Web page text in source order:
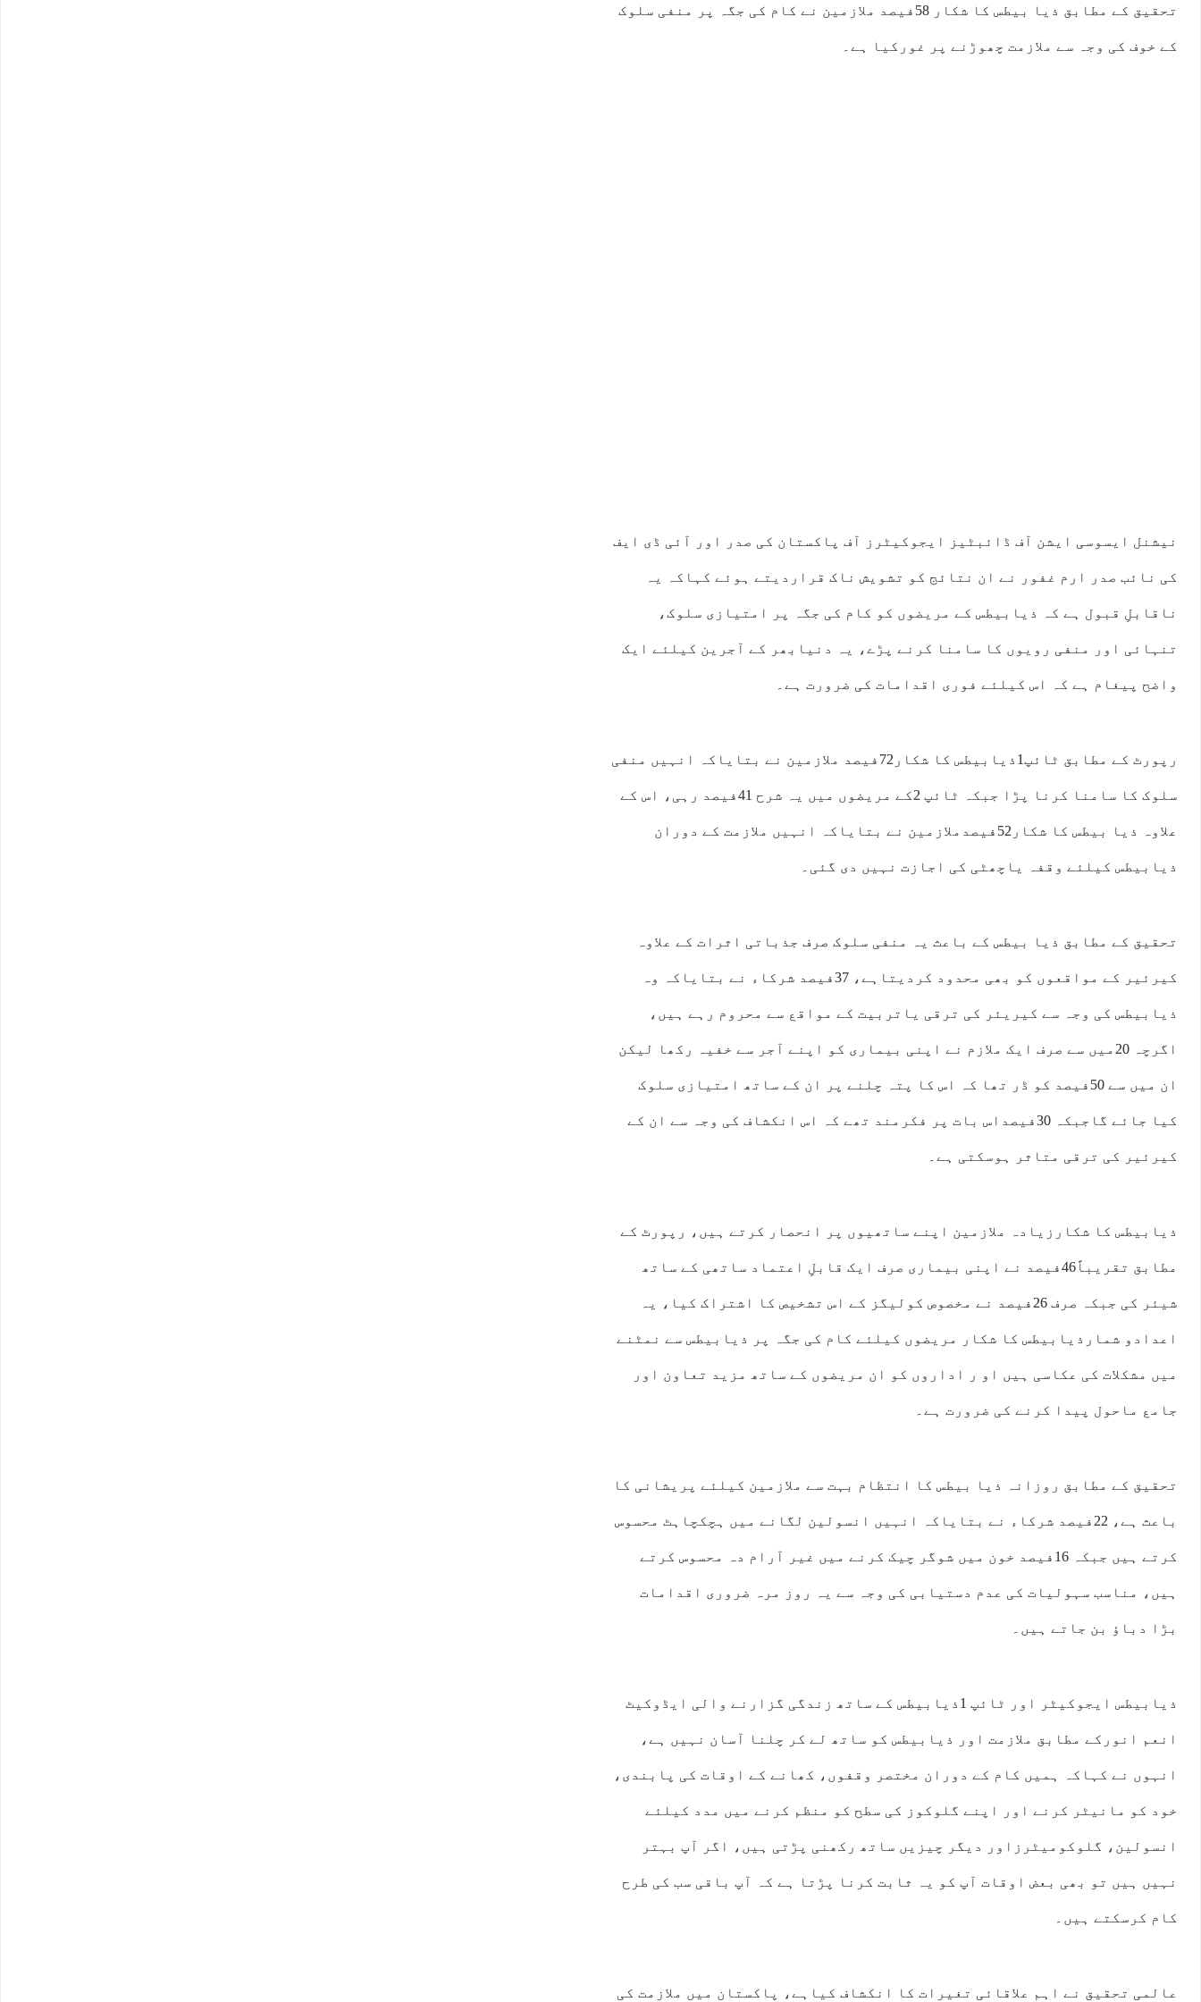
تحقیق کے مطابق ذیا بیطس کا شکار 58فیصد ملازمین نے کام کی جگہ پر منفی سلوک
کے خوف کی وجہ سے ملازمت چھوڑنے پر غورکیا ہے۔
نیشنل ایسوسی ایشن آف ڈائبٹیز ایجوکیٹرز آف پاکستان کی صدر اور آئی ڈی ایف
کی نائب صدر ارم غفور نے ان نتائج کو تشویش ناک قراردیتے ہوئے کہاکہ یہ
ناقابلِ قبول ہے کہ ذیابیطس کے مریضوں کو کام کی جگہ پر امتیازی سلوک،
تنہائی اور منفی رویوں کا سامنا کرنے پڑے، یہ دنیابھر کے آجرین کیلئے ایک
واضح پیغام ہے کہ اس کیلئے فوری اقدامات کی ضرورت ہے۔
رپورٹ کے مطابق ٹائپ1ذیابیطس کا شکار72فیصد ملازمین نے بتایاکہ انہیں منفی
سلوک کا سامنا کرنا پڑا جبکہ ٹائپ 2کے مریضوں میں یہ شرح 41فیصد رہی، اس کے
علاوہ ذیا بیطس کا شکار52فیصدملازمین نے بتایاکہ انہیں ملازمت کے دوران
ذیابیطس کیلئے وقفہ یاچھٹی کی اجازت نہیں دی گئی۔
تحقیق کے مطابق ذیا بیطس کے باعث یہ منفی سلوک صرف جذباتی اثرات کے علاوہ
کیرئیر کے مواقعوں کو بھی محدود کردیتاہے، 37فیصد شرکاء نے بتایاکہ وہ
ذیابیطس کی وجہ سے کیریئر کی ترقی یاتربیت کے مواقع سے محروم رہے ہیں،
اگرچہ 20میں سے صرف ایک ملازم نے اپنی بیماری کو اپنے آجر سے خفیہ رکھا لیکن
ان میں سے 50فیصد کو ڈر تھا کہ اس کا پتہ چلنے پر ان کے ساتھ امتیازی سلوک
کیا جائے گاجبکہ 30فیصداس بات پر فکرمند تھے کہ اس انکشاف کی وجہ سے ان کے
کیرئیر کی ترقی متاثر ہوسکتی ہے۔
ذیابیطس کا شکارزیادہ ملازمین اپنے ساتھیوں پر انحصار کرتے ہیں، رپورٹ کے
مطابق تقریباً46فیصد نے اپنی بیماری صرف ایک قابلِ اعتماد ساتھی کے ساتھ
شیئر کی جبکہ صرف 26فیصد نے مخصوص کولیگز کے اس تشخیص کا اشتراک کیا، یہ
اعدادو شمارذیابیطس کا شکار مریضوں کیلئے کام کی جگہ پر ذیابیطس سے نمٹنے
میں مشکلات کی عکاسی ہیں او ر اداروں کو ان مریضوں کے ساتھ مزید تعاون اور
جامع ماحول پیدا کرنے کی ضرورت ہے۔
تحقیق کے مطابق روزانہ ذیا بیطس کا انتظام بہت سے ملازمین کیلئے پریشانی کا
باعث ہے، 22فیصد شرکاء نے بتایاکہ انہیں انسولین لگانے میں ہچکچاہٹ محسوس
کرتے ہیں جبکہ 16فیصد خون میں شوگر چیک کرنے میں غیر آرام دہ محسوس کرتے
ہیں، مناسب سہولیات کی عدم دستیابی کی وجہ سے یہ روز مرہ ضروری اقدامات
بڑا دباؤ بن جاتے ہیں۔
ذیابیطس ایجوکیٹر اور ٹائپ 1ذیابیطس کے ساتھ زندگی گزارنے والی ایڈوکیٹ
انعم انورکے مطابق ملازمت اور ذیابیطس کو ساتھ لے کر چلنا آسان نہیں ہے،
انہوں نے کہاکہ ہمیں کام کے دوران مختصر وقفوں، کھانے کے اوقات کی پابندی،
خود کو مانیٹر کرنے اور اپنے گلوکوز کی سطح کو منظم کرنے میں مدد کیلئے
انسولین، گلوکومیٹرزاور دیگر چیزیں ساتھ رکھنی پڑتی ہیں، اگر آپ بہتر
نہیں ہیں تو بھی بعض اوقات آپ کو یہ ثابت کرنا پڑتا ہے کہ آپ باقی سب کی طرح
کام کرسکتے ہیں۔
عالمی تحقیق نے اہم علاقائی تغیرات کا انکشاف کیاہے، پاکستان میں ملازمت کی